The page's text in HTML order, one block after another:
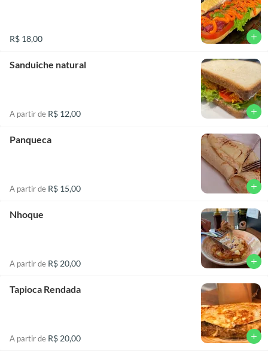
R$ 18,00 add
Sanduiche natural
A partir de R$ 12,00 add
Panqueca
A partir de R$ 15,00 add
Nhoque
A partir de R$ 20,00 add
Tapioca Rendada
A partir de R$ 20,00 add